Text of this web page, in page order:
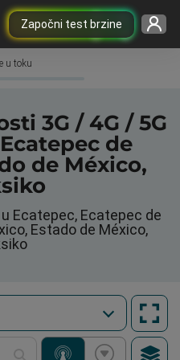
Započni test brzine
u toku
3G / 4G / 5G
de
de México,
Ecatepec, Ecatepec de
Estado de México,